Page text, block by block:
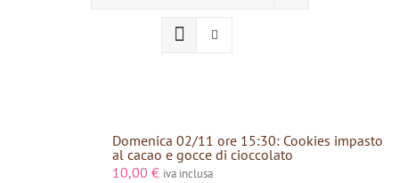
Domenica 02/11 ore 15:30: Cookies impasto
al cacao e gocce di cioccolato
10,00 € iva inclusa